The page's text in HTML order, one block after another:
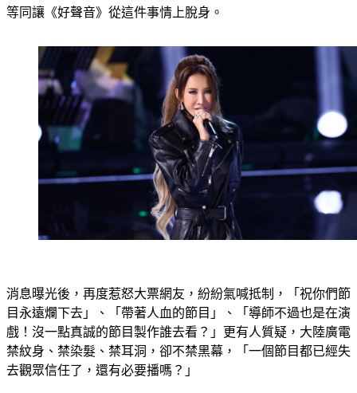
等同讓《好聲音》從這件事情上脫身。
消息曝光後，再度惹怒大票網友，紛紛氣喊抵制，「祝你們節
目永遠爛下去」、「帶著人血的節目」、「導師不過也是在演
戲！沒一點真誠的節目製作誰去看？」更有人質疑，大陸廣電
禁紋身、禁染髮、禁耳洞，卻不禁黑幕，「一個節目都已經失
去觀眾信任了，還有必要播嗎？」